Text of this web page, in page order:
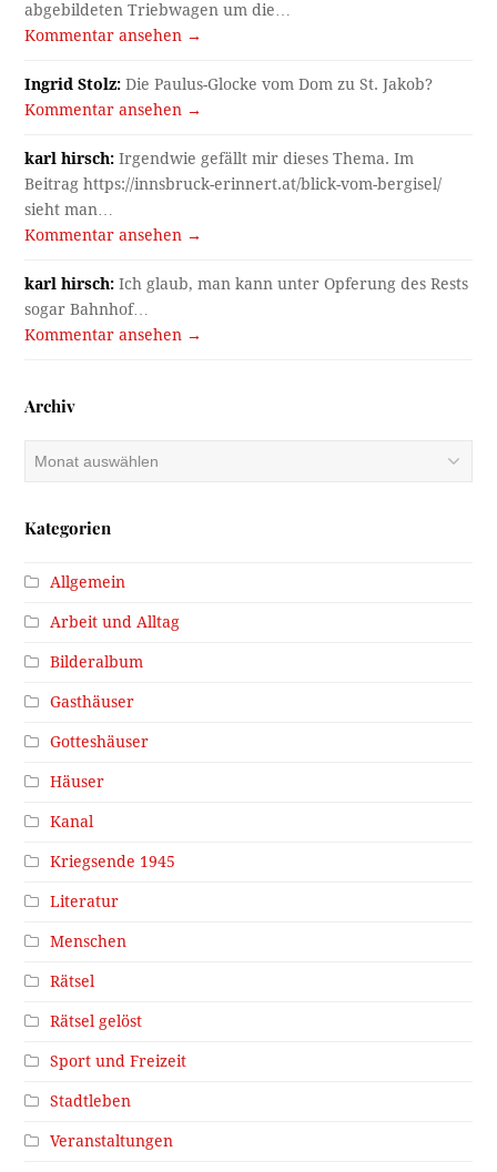
abgebildeten Triebwagen um die…
Kommentar ansehen →
Ingrid Stolz: Die Paulus-Glocke vom Dom zu St. Jakob?
Kommentar ansehen →
karl hirsch: Irgendwie gefällt mir dieses Thema. Im
Beitrag https://innsbruck-erinnert.at/blick-vom-bergisel/
sieht man…
Kommentar ansehen →
karl hirsch: Ich glaub, man kann unter Opferung des Rests
sogar Bahnhof…
Kommentar ansehen →
Archiv
Kategorien
Allgemein
Arbeit und Alltag
Bilderalbum
Gasthäuser
Gotteshäuser
Häuser
Kanal
Kriegsende 1945
Literatur
Menschen
Rätsel
Rätsel gelöst
Sport und Freizeit
Stadtleben
Veranstaltungen